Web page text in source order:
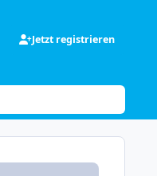
Jetzt registrieren